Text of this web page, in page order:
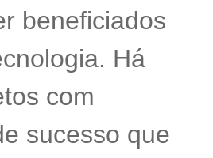
beneficiados
Há
com
sucesso que